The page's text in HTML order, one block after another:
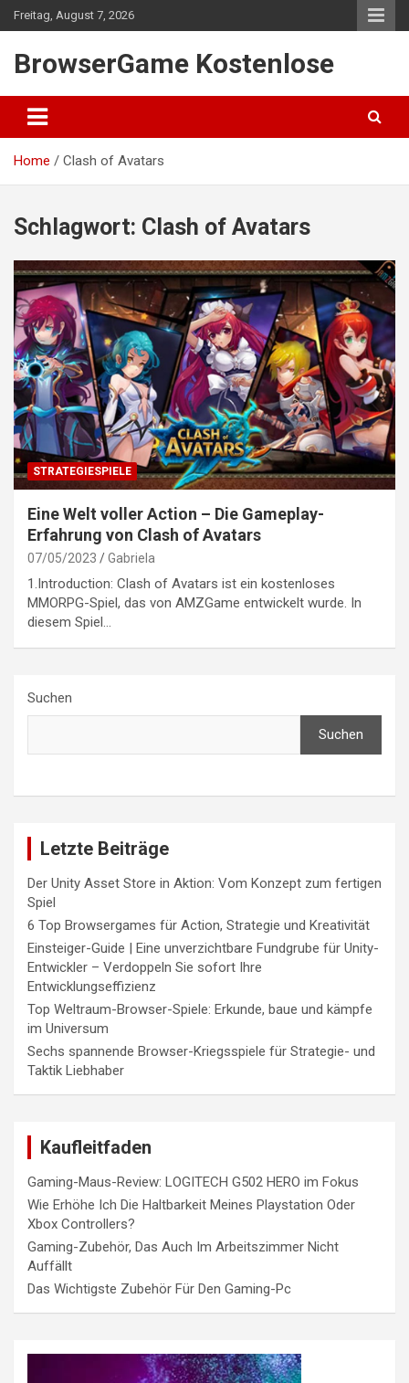
Skip
to
Freitag, August 7, 2026
BrowserGame Kostenlose
Home Clash of Avatars
Schlagwort: Clash of Avatars
STRATEGIESPIELE
Eine Welt voller Action – Die Gameplay-
Erfahrung von Clash of Avatars
07/05/2023 Gabriela
1.Introduction: Clash of Avatars ist ein kostenloses
MMORPG-Spiel, das von AMZGame entwickelt wurde. In
diesem Spiel…
Suchen
Suchen
Letzte Beiträge
Der Unity Asset Store in Aktion: Vom Konzept zum fertigen
Spiel
6 Top Browsergames für Action, Strategie und Kreativität
Einsteiger-Guide | Eine unverzichtbare Fundgrube für Unity-
Entwickler – Verdoppeln Sie sofort Ihre
Entwicklungseffizienz
Top Weltraum-Browser-Spiele: Erkunde, baue und kämpfe
im Universum
Sechs spannende Browser-Kriegsspiele für Strategie- und
Taktik Liebhaber
Kaufleitfaden
Gaming-Maus-Review: LOGITECH G502 HERO im Fokus
Wie Erhöhe Ich Die Haltbarkeit Meines Playstation Oder
Xbox Controllers?
Gaming-Zubehör, Das Auch Im Arbeitszimmer Nicht
Auffällt
Das Wichtigste Zubehör Für Den Gaming-Pc